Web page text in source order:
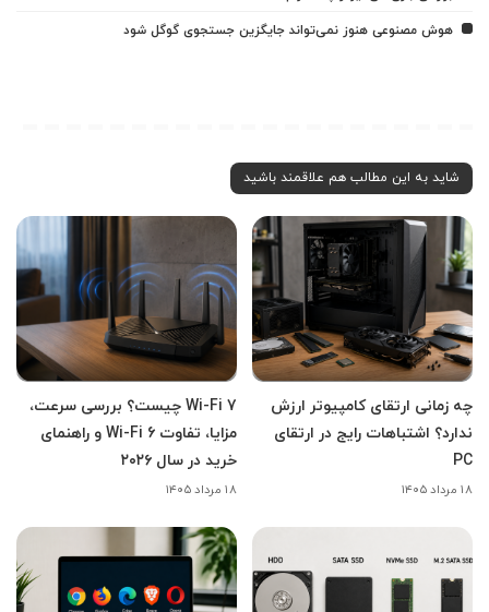
هوش مصنوعی هنوز نمی‌تواند جایگزین جستجوی گوگل شود
شاید به این مطالب هم علاقمند باشید
چه زمانی ارتقای کامپیوتر ارزش
ندارد؟ اشتباهات رایج در ارتقای
PC
۱۸ مرداد ۱۴۰۵
Wi-Fi 7 چیست؟ بررسی سرعت،
مزایا، تفاوت Wi-Fi 6 و راهنمای
خرید در سال ۲۰۲۶
۱۸ مرداد ۱۴۰۵